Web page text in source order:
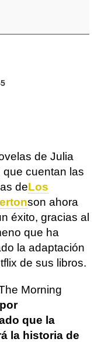
de Julia
que cuentan las
deLos
son ahora
éxito, gracias al
que ha
la adaptación
de sus libros.
Morning
que la
la historia de